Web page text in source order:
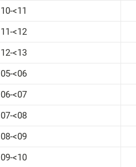
10-<11
11-<12
12-<13
05-<06
06-<07
07-<08
08-<09
09-<10